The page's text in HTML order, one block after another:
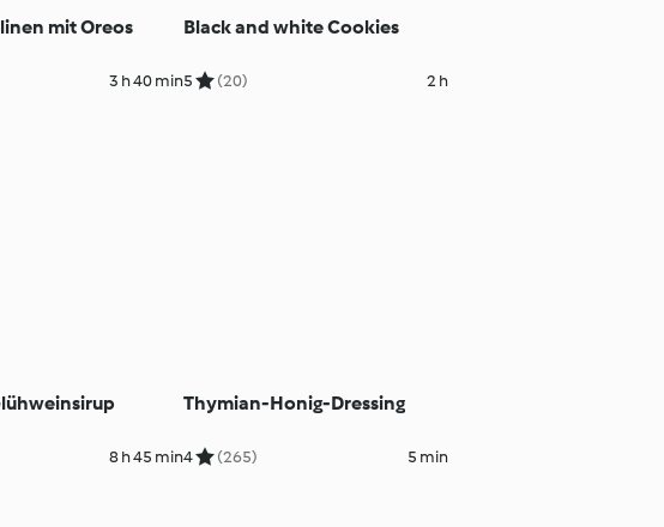
mit Oreos
3 h 40 min
Black and white Cookies
5 (20) 2 h
8 h 45 min
Thymian-Honig-Dressing
4 (265) 5 min